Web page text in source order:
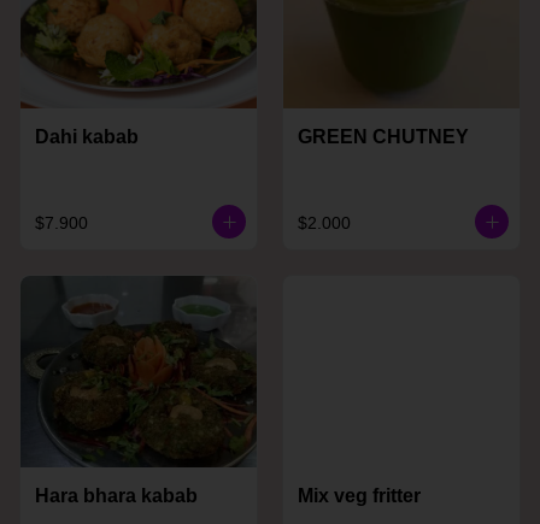
Dahi kabab
$7.900
GREEN CHUTNEY
$2.000
Hara bhara kabab Mix veg fritter